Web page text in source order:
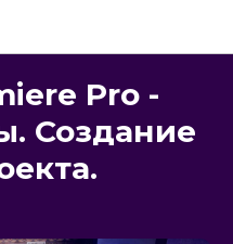
Pro -
Создание